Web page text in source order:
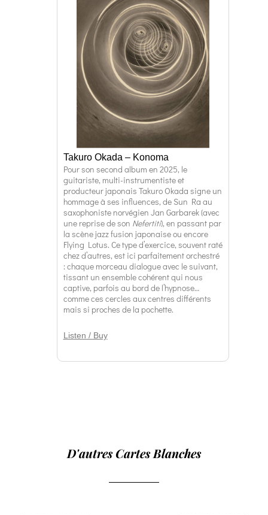
Takuro Okada – Konoma
Pour son second album en 2025, le
guitariste, multi-instrumentiste et
producteur japonais Takuro Okada signe un
hommage à ses influences, de Sun Ra au
saxophoniste norvégien Jan Garbarek (avec
une reprise de son Nefertiti), en passant par
la scène jazz fusion japonaise ou encore
Flying Lotus. Ce type d’exercice, souvent raté
chez d’autres, est ici parfaitement orchestré
: chaque morceau dialogue avec le suivant,
tissant un ensemble cohérent qui nous
captive, parfois au bord de l’hypnose…
comme ces cercles aux centres différents
mais si proches de la pochette.
Listen / Buy
D'autres Cartes Blanches